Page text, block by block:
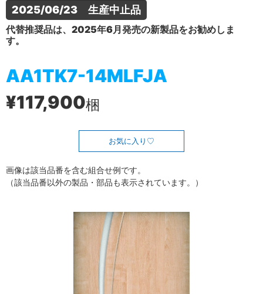
2025/06/23　生産中止品
代替推奨品は、2025年6月発売の新製品をお勧めしま
す。
AA1TK7-14MLFJA
¥117,900梱
お気に入り
画像は該当品番を含む組合せ例です。
（該当品番以外の製品・部品も表示されています。）